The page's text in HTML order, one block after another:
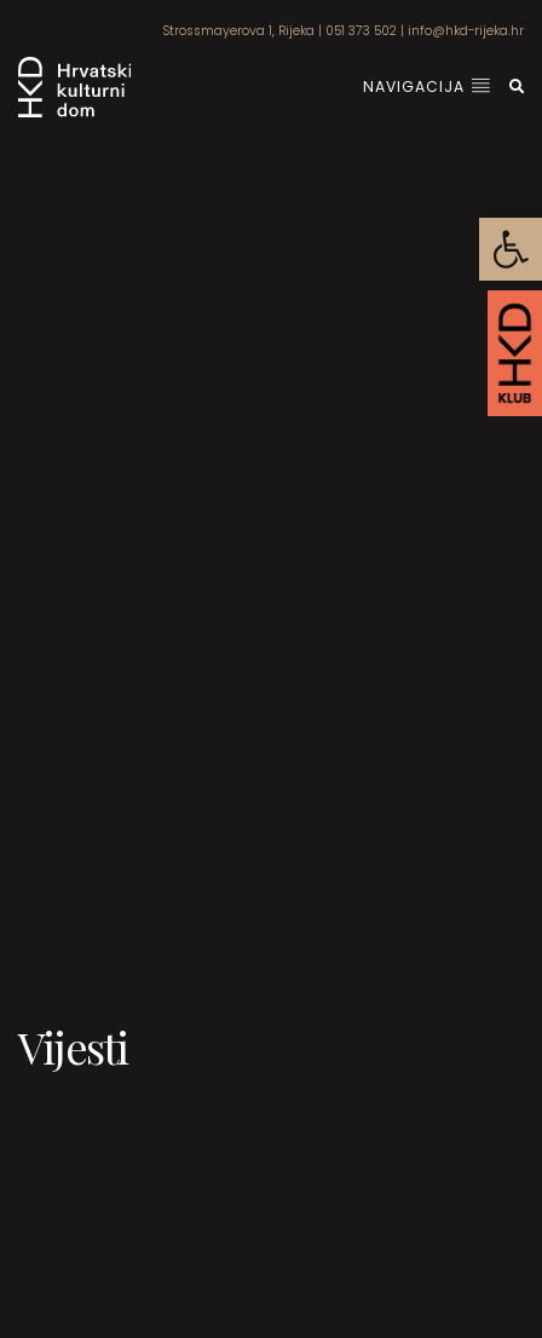
Strossmayerova 1, Rijeka | 051 373 502 | info@hkd-rijeka.hr
NAVIGACIJA
Vijesti